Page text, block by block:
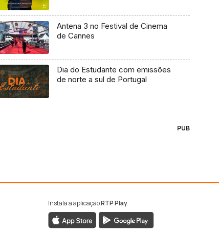
Antena 3 no Festival de Cinema
de Cannes
Dia do Estudante com emissões
de norte a sul de Portugal
PUB
Instala a aplicaçãoRTP Play